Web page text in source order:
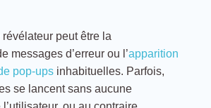
peut être la
messages d’erreur ou l’apparition
pop-upsinhabituelles. Parfois,
se lancent sans aucune